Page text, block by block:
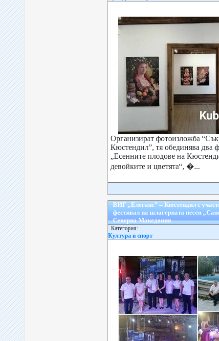
Организират фотоизложба
Кюстендил”, тя обединява два
„Есенните плодове на
девойките и цветята“, �...
ВИГ „Елеганс” – Кюстендил с
фестивал на шлагерната песен
Северна Македония
Категория:
Култура и спорт